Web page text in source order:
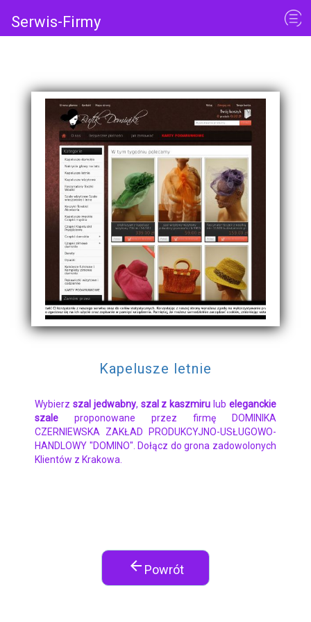
Serwis-Firmy
Kapelusze letnie
Wybierz szal jedwabny, szal z kaszmiru lubeleganckie
szale proponowane przez firmę DOMINIKA
CZERNIEWSKA ZAKŁAD PRODUKCYJNO-USŁUGOWO-
HANDLOWY "DOMINO". Dołącz do grona zadowolonych
Klientów z Krakowa.
arrow_back Powrót